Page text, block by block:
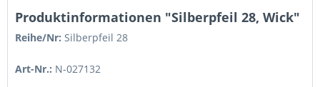
Produktinformationen "Silberpfeil 28, Wick"
Reihe/Nr: Silberpfeil 28
Art-Nr.: N-027132